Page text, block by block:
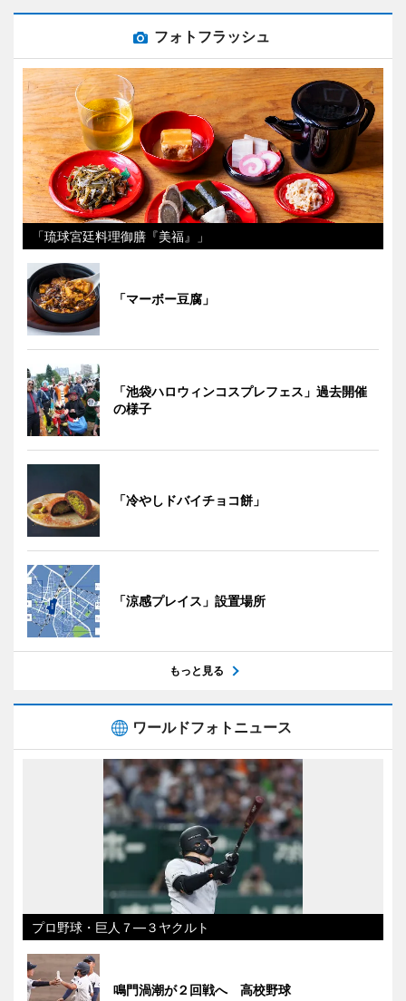
フォトフラッシュ
「琉球宮廷料理御膳『美福』」
「マーボー豆腐」
「池袋ハロウィンコスプレフェス」過去開催
の様子
「冷やしドバイチョコ餅」
「涼感プレイス」設置場所
もっと見る
ワールドフォトニュース
プロ野球・巨人７―３ヤクルト
鳴門渦潮が２回戦へ 高校野球